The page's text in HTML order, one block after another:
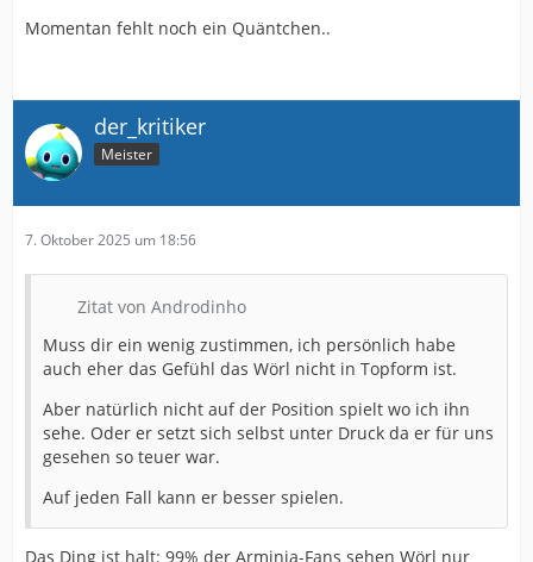
Momentan fehlt noch ein Quäntchen..
der_kritiker
Meister
7. Oktober 2025 um 18:56
Zitat von Androdinho
Muss dir ein wenig zustimmen, ich persönlich habe
auch eher das Gefühl das Wörl nicht in Topform ist.
Aber natürlich nicht auf der Position spielt wo ich ihn
sehe. Oder er setzt sich selbst unter Druck da er für uns
gesehen so teuer war.
Auf jeden Fall kann er besser spielen.
Das Ding ist halt: 99% der Arminia-Fans sehen Wörl nur